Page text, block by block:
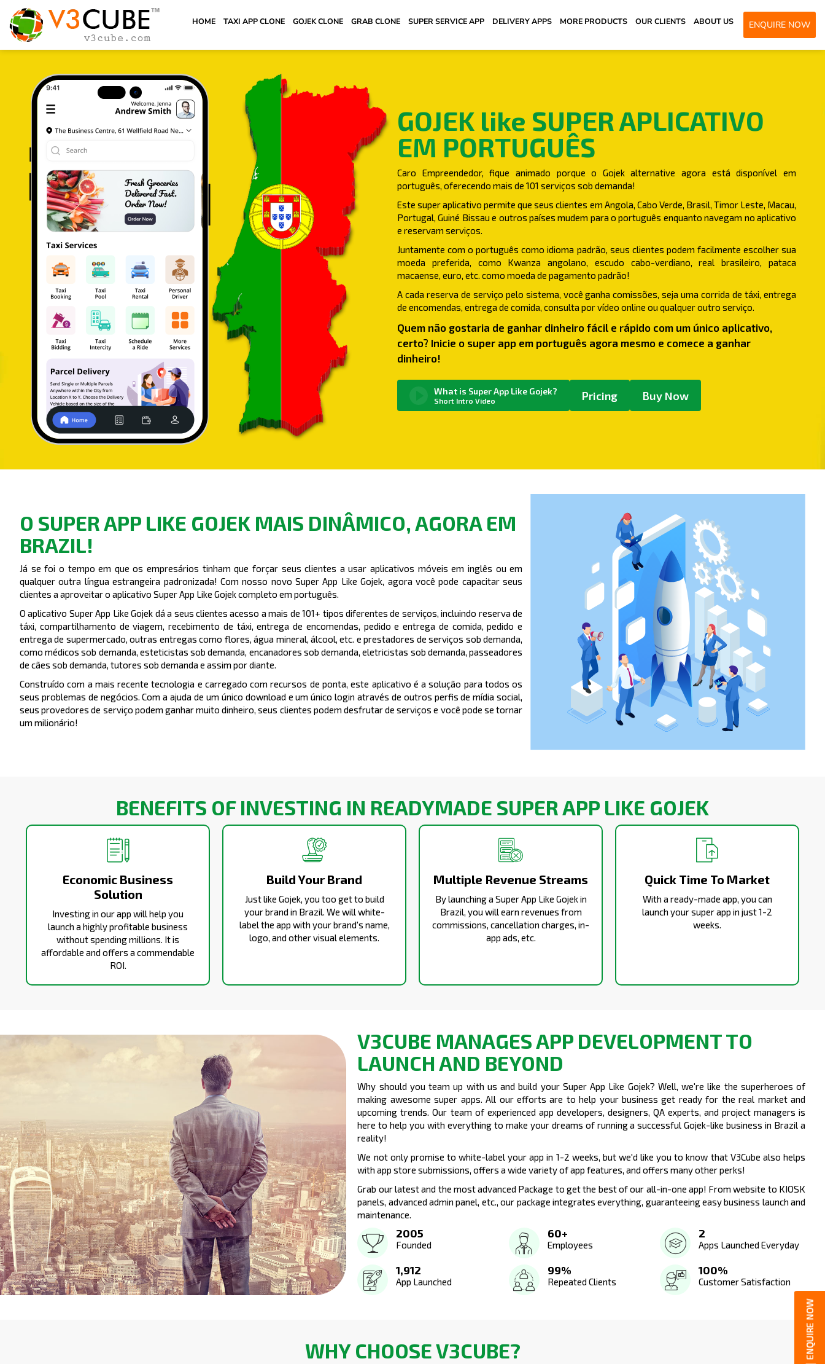
HOME TAXI APP CLONE GOJEK CLONE GRAB CLONE SUPER SERVICE APP DELIVERY APPS MORE PRODUCTS OUR CLIENTS ABOUT US ENQUIRE NOW
GOJEK like SUPER APLICATIVO
EM PORTUGUÊS
Caro Empreendedor, fique animado porque o Gojek alternative agora está disponível em
português, oferecendo mais de 101 serviços sob demanda!
Este super aplicativo permite que seus clientes em Angola, Cabo Verde, Brasil, Timor Leste, Macau,
Portugal, Guiné Bissau e outros países mudem para o português enquanto navegam no aplicativo
e reservam serviços.
Juntamente com o português como idioma padrão, seus clientes podem facilmente escolher sua
moeda preferida, como Kwanza angolano, escudo cabo-verdiano, real brasileiro, pataca
macaense, euro, etc. como moeda de pagamento padrão!
A cada reserva de serviço pelo sistema, você ganha comissões, seja uma corrida de táxi, entrega
de encomendas, entrega de comida, consulta por vídeo online ou qualquer outro serviço.
Quem não gostaria de ganhar dinheiro fácil e rápido com um único aplicativo,
certo? Inicie o super app em português agora mesmo e comece a ganhar
dinheiro!
What is Super App Like Gojek?
Short Intro Video Pricing Buy Now
O SUPER APP LIKE GOJEK MAIS DINÂMICO, AGORA EM
BRAZIL!
Já se foi o tempo em que os empresários tinham que forçar seus clientes a usar aplicativos móveis em inglês ou em
qualquer outra língua estrangeira padronizada! Com nosso novo Super App Like Gojek, agora você pode capacitar seus
clientes a aproveitar o aplicativo Super App Like Gojek completo em português.
O aplicativo Super App Like Gojek dá a seus clientes acesso a mais de 101+ tipos diferentes de serviços, incluindo reserva de
táxi, compartilhamento de viagem, recebimento de táxi, entrega de encomendas, pedido e entrega de comida, pedido e
entrega de supermercado, outras entregas como flores, água mineral, álcool, etc. e prestadores de serviços sob demanda,
como médicos sob demanda, esteticistas sob demanda, encanadores sob demanda, eletricistas sob demanda, passeadores
de cães sob demanda, tutores sob demanda e assim por diante.
Construído com a mais recente tecnologia e carregado com recursos de ponta, este aplicativo é a solução para todos os
seus problemas de negócios. Com a ajuda de um único download e um único login através de outros perfis de mídia social,
seus provedores de serviço podem ganhar muito dinheiro, seus clientes podem desfrutar de serviços e você pode se tornar
um milionário!
BENEFITS OF INVESTING IN READYMADE SUPER APP LIKE GOJEK
Economic Business
Solution
Investing in our app will help you
launch a highly profitable business
without spending millions. It is
affordable and offers a commendable
ROI.
Build Your Brand
Just like Gojek, you too get to build
your brand in Brazil. We will white-
label the app with your brand's name,
logo, and other visual elements.
Multiple Revenue Streams
By launching a Super App Like Gojek in
Brazil, you will earn revenues from
commissions, cancellation charges, in-
app ads, etc.
Quick Time To Market
With a ready-made app, you can
launch your super app in just 1-2
weeks.
V3CUBE MANAGES APP DEVELOPMENT TO
LAUNCH AND BEYOND
Why should you team up with us and build your Super App Like Gojek? Well, we're like the superheroes of
making awesomesuper apps. All our efforts are to help your business get ready for the real market and
upcoming trends. Our team of experienced app developers, designers, QA experts, and project managers is
here to help you with everything to make your dreams of running a successful Gojek-like business in Brazil a
reality!
We not only promise to white-label your app in 1-2 weeks, but we'd like you to know that V3Cube also helps
with app store submissions, offers a wide variety of app features, and offers many other perks!
Grab our latest and the most advanced Package to get the best of our all-in-one app! From website to KIOSK
panels, advanced admin panel, etc., our package integrates everything, guaranteeing easy business launch and
maintenance.
2005
Founded
60+
Employees
2
Apps Launched Everyday
1,912
App Launched
99%
Repeated Clients
100%
Customer Satisfaction
WHY CHOOSE V3CUBE?